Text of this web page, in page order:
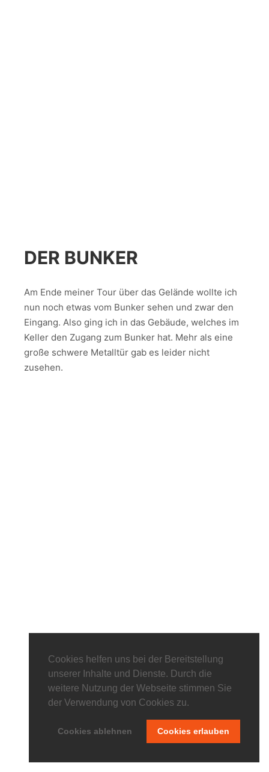
Cookies helfen uns bei der Bereitstellung
unserer Inhalte und Dienste. Durch die
weitere Nutzung der Webseite stimmen Sie
der Verwendung von Cookies zu.
Cookies ablehnen Cookies erlauben
DER BUNKER
Am Ende meiner Tour über das Gelände wollte ich
nun noch etwas vom Bunker sehen und zwar den
Eingang. Also ging ich in das Gebäude, welches im
Keller den Zugang zum Bunker hat. Mehr als eine
große schwere Metalltür gab es leider nicht
zusehen.